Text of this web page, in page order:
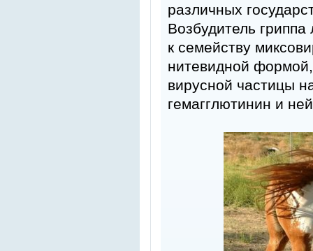
различных
Возбудитель
к семейству
нитевидной
вирусной частицы
гемагглютинин и